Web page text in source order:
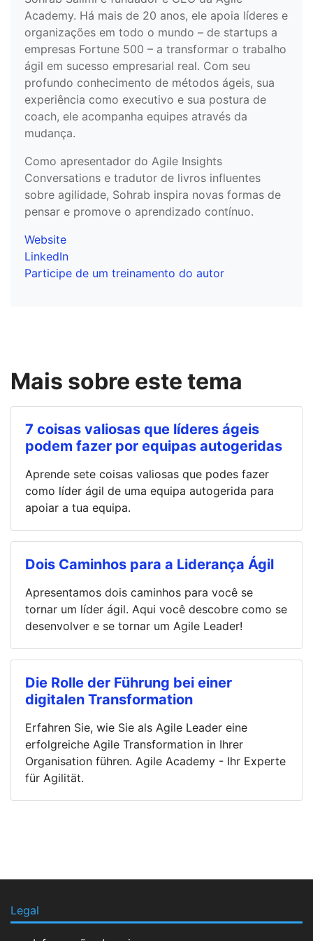
Academy. Há mais de 20 anos, ele apoia líderes e
organizações em todo o mundo – de startups a
empresas Fortune 500 – a transformar o trabalho
ágil em sucesso empresarial real. Com seu
profundo conhecimento de métodos ágeis, sua
experiência como executivo e sua postura de
coach, ele acompanha equipes através da
mudança.
Como apresentador do Agile Insights
Conversations e tradutor de livros influentes
sobre agilidade, Sohrab inspira novas formas de
pensar e promove o aprendizado contínuo.
Website
LinkedIn
Participe de um treinamento do autor
Mais sobre este tema
7 coisas valiosas que líderes ágeis
podem fazer por equipas autogeridas
Aprende sete coisas valiosas que podes fazer
como líder ágil de uma equipa autogerida para
apoiar a tua equipa.
Dois Caminhos para a Liderança Ágil
Apresentamos dois caminhos para você se
tornar um líder ágil. Aqui você descobre como se
desenvolver e se tornar um Agile Leader!
Die Rolle der Führung bei einer
digitalen Transformation
Erfahren Sie, wie Sie als Agile Leader eine
erfolgreiche Agile Transformation in Ihrer
Organisation führen. Agile Academy - Ihr Experte
für Agilität.
Legal